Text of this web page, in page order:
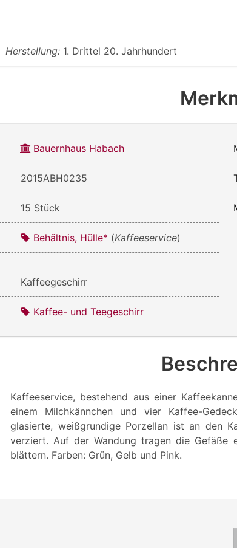
Herstellung: 1. Drittel 20. Jahrhundert
Bauernhaus Habach
2015ABH0235
15 Stück
Behältnis, Hülle* (Kaffeeservice)
Kaffeegeschirr
Kaffee- und Teegeschirr
Kaffeeservice, bestehend aus einer
einem Milchkännchen und vier Kaffee-
glasierte, weißgrundige Porzellan ist an den
verziert. Auf der Wandung tragen die Gefäße
blättern. Farben: Grün, Gelb und Pink.